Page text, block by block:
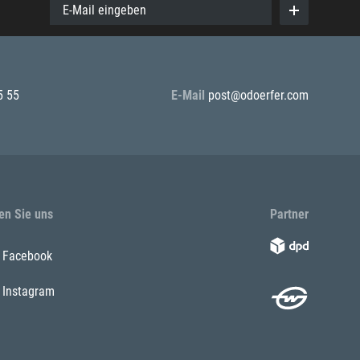
E-Mail eingeben
55 E-Mail post@odoerfer.com
Sie uns
Facebook
Instagram
Partner